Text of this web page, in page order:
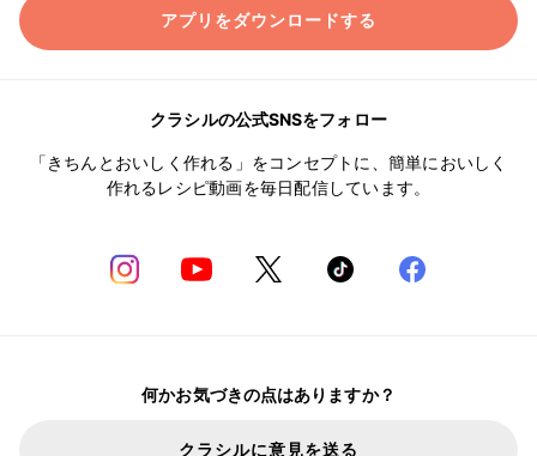
アプリをダウンロードする
クラシルの公式SNSをフォロー
「きちんとおいしく作れる」をコンセプトに、簡単においしく
作れるレシピ動画を毎日配信しています。
何かお気づきの点はありますか？
クラシルに意見を送る